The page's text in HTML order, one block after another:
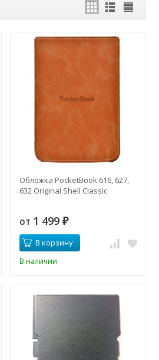
Обложка PocketBook 616, 627,
632 Original Shell Classic
от 1 499 ₽
В корзину
В наличии